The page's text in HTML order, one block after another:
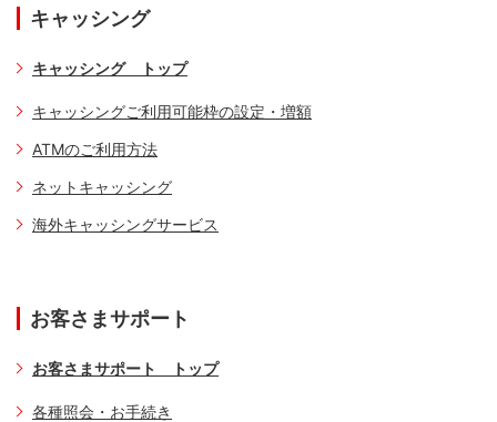
キャッシング
キャッシング トップ
キャッシングご利用可能枠の設定・増額
ATMのご利用方法
ネットキャッシング
海外キャッシングサービス
お客さまサポート
お客さまサポート トップ
各種照会・お手続き